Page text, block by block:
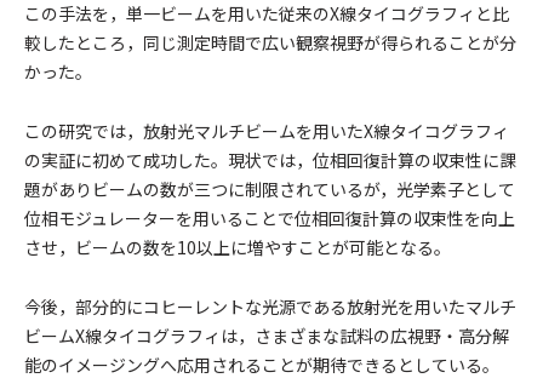
この手法を，単一ビームを用いた従来のX線タイコグラフィと比
較したところ，同じ測定時間で広い観察視野が得られることが分
かった。
この研究では，放射光マルチビームを用いたX線タイコグラフィ
の実証に初めて成功した。現状では，位相回復計算の収束性に課
題がありビームの数が三つに制限されているが，光学素子として
位相モジュレーターを用いることで位相回復計算の収束性を向上
させ，ビームの数を10以上に増やすことが可能となる。
今後，部分的にコヒーレントな光源である放射光を用いたマルチ
ビームX線タイコグラフィは，さまざまな試料の広視野・高分解
能のイメージングへ応用されることが期待できるとしている。